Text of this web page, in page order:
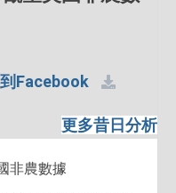
Facebook
更多昔日分析
非農數據